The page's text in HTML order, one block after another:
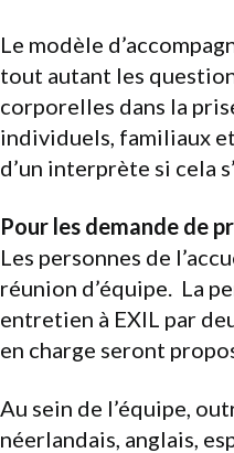
Le modèle
tout autant les
corporelles dans la
individuels, familiaux
d’un interprète si cela
Pour les demande de
Les personnes de
réunion d’équipe. La
entretien à EXIL par
en charge seront
Au sein de l’équipe,
néerlandais, anglais,